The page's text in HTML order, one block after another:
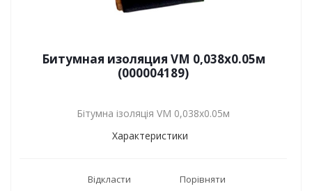
Битумная изоляция VM 0,038х0.05м
(000004189)
Бітумна ізоляція VM 0,038х0.05м
Характеристики
Відкласти Порівняти